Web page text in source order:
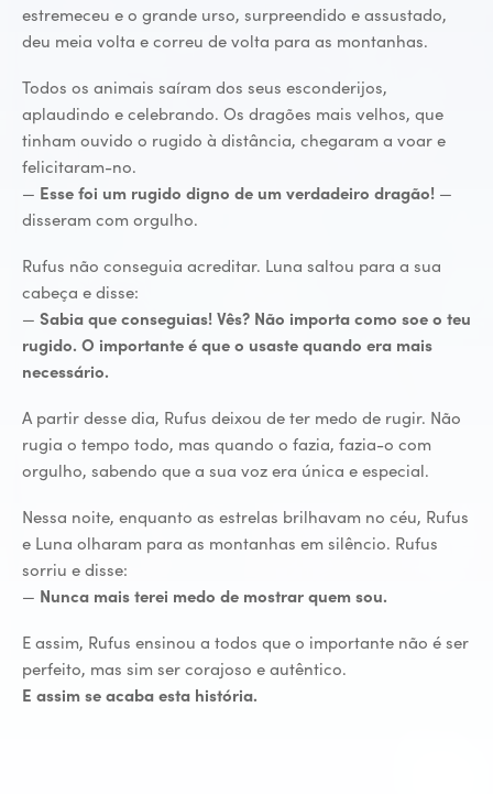
estremeceu e o grande urso, surpreendido e assustado,
deu meia volta e correu de volta para as montanhas.
Todos os animais saíram dos seus esconderijos,
aplaudindo e celebrando. Os dragões mais velhos, que
tinham ouvido o rugido à distância, chegaram a voar e
felicitaram-no.
— Esse foi um rugido digno de um verdadeiro dragão! —
disseram com orgulho.
Rufus não conseguia acreditar. Luna saltou para a sua
cabeça e disse:
— Sabia que conseguias! Vês? Não importa como soe o teu
rugido. O importante é que o usaste quando era mais
necessário.
A partir desse dia, Rufus deixou de ter medo de rugir. Não
rugia o tempo todo, mas quando o fazia, fazia-o com
orgulho, sabendo que a sua voz era única e especial.
Nessa noite, enquanto as estrelas brilhavam no céu, Rufus
e Luna olharam para as montanhas em silêncio. Rufus
sorriu e disse:
— Nunca mais terei medo de mostrar quem sou.
E assim, Rufus ensinou a todos que o importante não é ser
perfeito, mas sim ser corajoso e autêntico.
E assim se acaba esta história.